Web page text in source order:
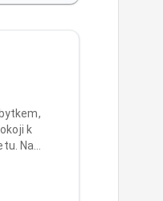
k
Na
sprchy,